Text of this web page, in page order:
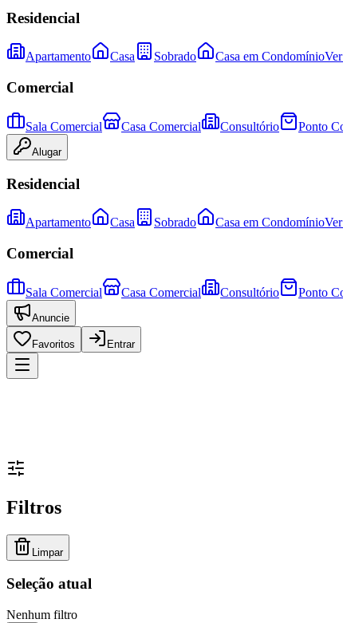
Residencial
Apartamento Casa Sobrado Casa em Condomínio
Comercial
Sala Comercial Casa Comercial Consultório Ponto
Alugar
Residencial
Apartamento Casa Sobrado Casa em Condomínio
Comercial
Sala Comercial Casa Comercial Consultório Ponto
Anuncie
Favoritos Entrar
Filtros
Limpar
Seleção atual
Nenhum filtro